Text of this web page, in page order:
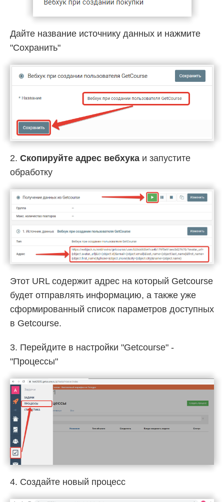
Дайте название источнику данных и нажмите
"Сохранить"
2. Скопируйте адрес вебхука и запустите
обработку
Этот URL содержит адрес на который Getcourse
будет отправлять информацию, а также уже
сформированный список параметров доступных
в Getcourse.
3. Перейдите в настройки "Getcourse" -
"Процессы"
4. Создайте новый процесс